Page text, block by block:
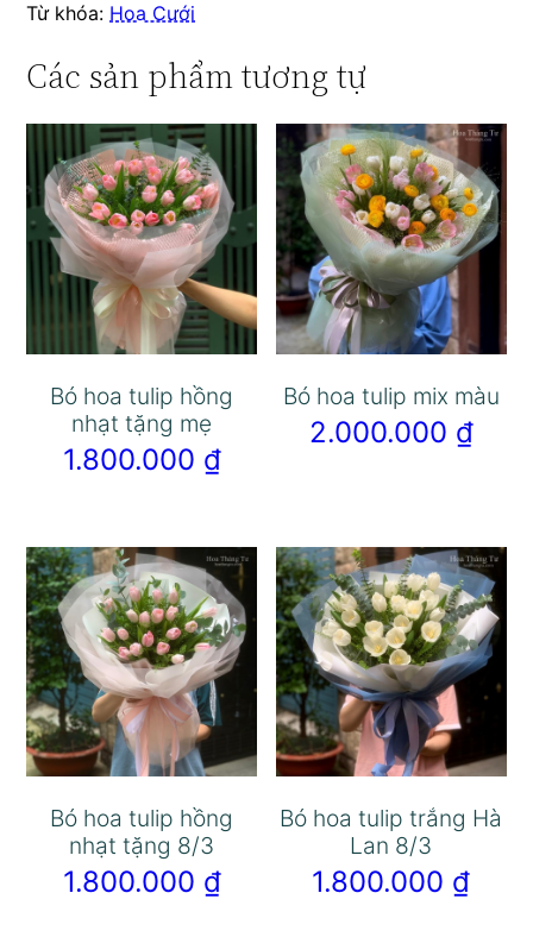
Từ khóa: Hoa Cưới
Các sản phẩm tương tự
Bó hoa tulip hồng
nhạt tặng mẹ
1.800.000 ₫
Bó hoa tulip mix màu
2.000.000 ₫
Bó hoa tulip hồng
nhạt tặng 8/3
1.800.000 ₫
Bó hoa tulip trắng Hà
Lan 8/3
1.800.000 ₫